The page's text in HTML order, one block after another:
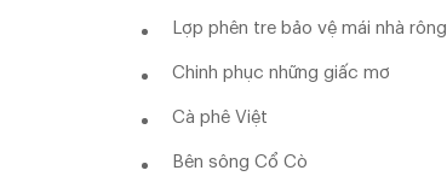
Lợp phên tre bảo vệ mái nhà rông
Chinh phục những giấc mơ
Cà phê Việt
Bên sông Cổ Cò